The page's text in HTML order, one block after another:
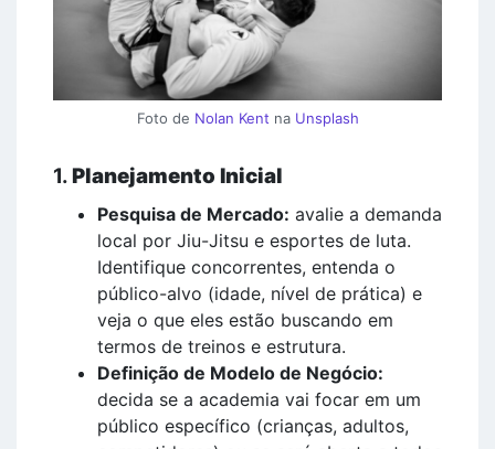
Foto de Nolan Kent na Unsplash
1.Planejamento Inicial
Pesquisa de Mercado: avalie a demanda
local por Jiu-Jitsu e esportes de luta.
Identifique concorrentes, entenda o
público-alvo (idade, nível de prática) e
veja o que eles estão buscando em
termos de treinos e estrutura.
Definição de Modelo de Negócio:
decida se a academia vai focar em um
público específico (crianças, adultos,